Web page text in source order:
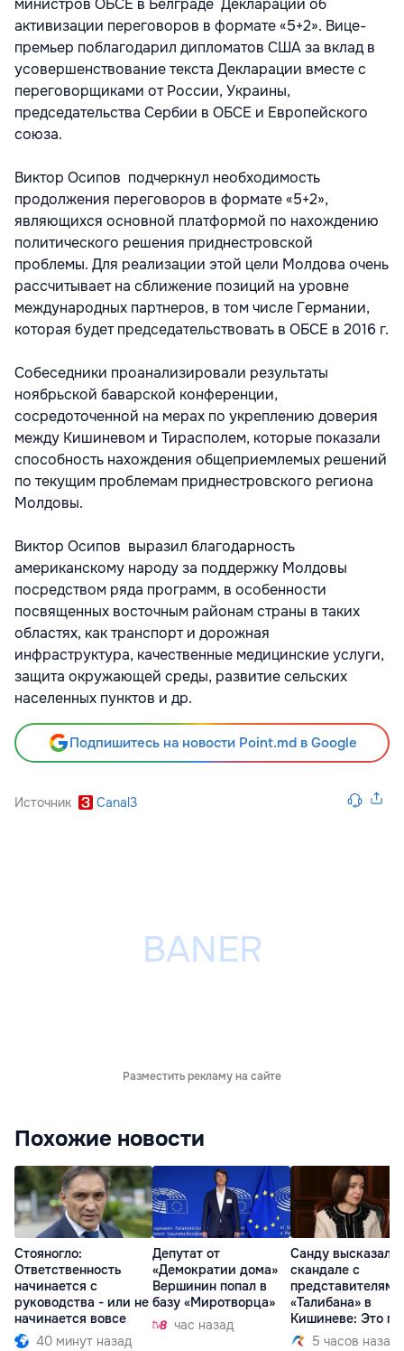
министров ОБСЕ в Белграде Декларации об
активизации переговоров в формате «5+2». Вице-
премьер поблагодарил дипломатов США за вклад в
усовершенствование текста Декларации вместе с
переговорщиками от России, Украины,
председательства Сербии в ОБСЕ и Европейского
союза.
Виктор Осипов подчеркнул необходимость
продолжения переговоров в формате «5+2»,
являющихся основной платформой по нахождению
политического решения приднестровской
проблемы. Для реализации этой цели Молдова очень
рассчитывает на сближение позиций на уровне
международных партнеров, в том числе Германии,
которая будет председательствовать в ОБСЕ в 2016 г.
Собеседники проанализировали результаты
ноябрьской баварской конференции,
сосредоточенной на мерах по укреплению доверия
между Кишиневом и Тирасполем, которые показали
способность нахождения общеприемлемых решений
по текущим проблемам приднестровского региона
Молдовы.
Виктор Осипов выразил благодарность
американскому народу за поддержку Молдовы
посредством ряда программ, в особенности
посвященных восточным районам страны в таких
областях, как транспорт и дорожная
инфраструктура, качественные медицинские услуги,
защита окружающей среды, развитие сельских
населенных пунктов и др.
Подпишитесь на новости Point.md в Google
Источник Canal3
Разместить рекламу на сайте
Похожие новости
Стояногло:
Ответственность
начинается с
руководства - или не
начинается вовсе
40 минут назад
Депутат от
«Демократии дома»
Вершинин попал в
базу «Миротворца»
час назад
Санду
скандале с
представителями
«Талибана» в
Кишиневе: Это
5 часов назад